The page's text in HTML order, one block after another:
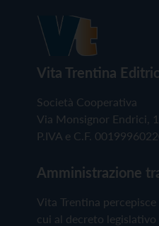
Vita Trentina
Società Cooperativa
Via Monsignor Endrici,
P.IVA e C.F.
Amministrazione
Vita Trentina
cui al decreto legislativo